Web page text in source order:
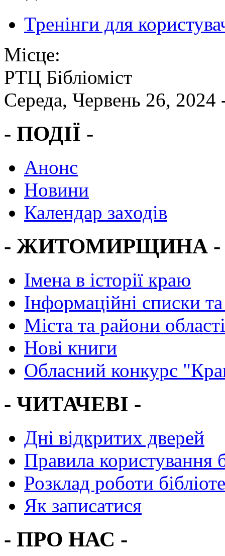
Тренінги для
Місце:
РТЦ Бібліоміст
Середа, Червень 26,
- ПОДІЇ -
Анонс
Новини
Календар заходів
- ЖИТОМИРЩИНА -
Імена в історії краю
Інформаційні списки
Міста та райони області
Нові книги
Обласний конкурс
- ЧИТАЧЕВІ -
Дні відкритих дверей
Правила користування
Розклад роботи
Як записатися
- ПРО НАС -